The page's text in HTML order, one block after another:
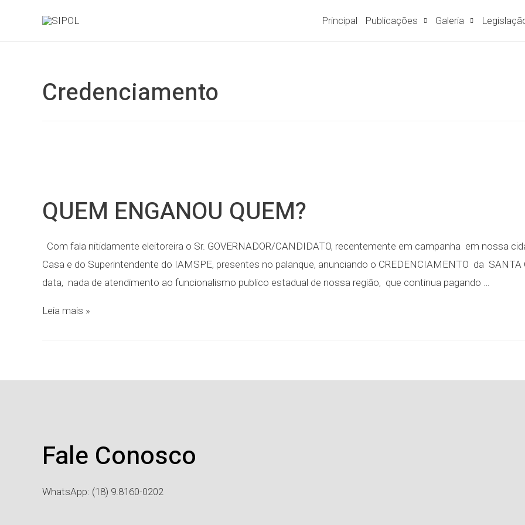
Principal Publicações Galeria
Credenciamento
QUEM ENGANOU QUEM?
Com fala nitidamente eleitoreira o Sr. GOVERNADOR/CANDIDATO, recentemente em campanha em nossa
Casa e do Superintendente do IAMSPE, presentes no palanque, anunciando o CREDENCIAMENTO da
data, nada de atendimento ao funcionalismo publico estadual de nossa região, que continua pagando …
Leia mais »
Fale Conosco
WhatsApp: (18) 9.8160-0202